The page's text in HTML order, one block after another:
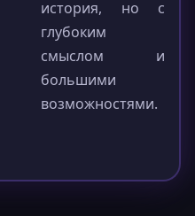
история, но с
глубоким
смыслом и
большими
возможностями.